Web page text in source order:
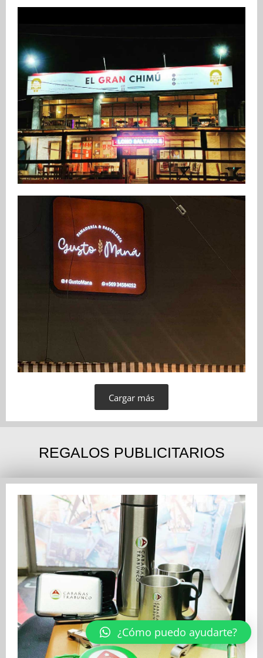
Cargar más
REGALOS PUBLICITARIOS
¿Cómo puedo ayudarte?